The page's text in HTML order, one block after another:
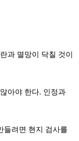
과 멸망이 닥칠 것이
아야 한다. 인정과
들려면 현지 검사를